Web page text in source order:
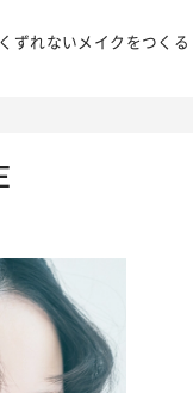
イクをつくる【保湿